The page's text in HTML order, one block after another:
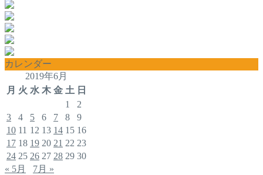
カレンダー
2019年6月
月 火 水 木 金 土 日
1
2
3
4 5 6 7 8
9
10 11 12 13 14 15 16
17 18 19 20 21 22 23
24 25 26 27 28 29 30
« 5月
7月 »